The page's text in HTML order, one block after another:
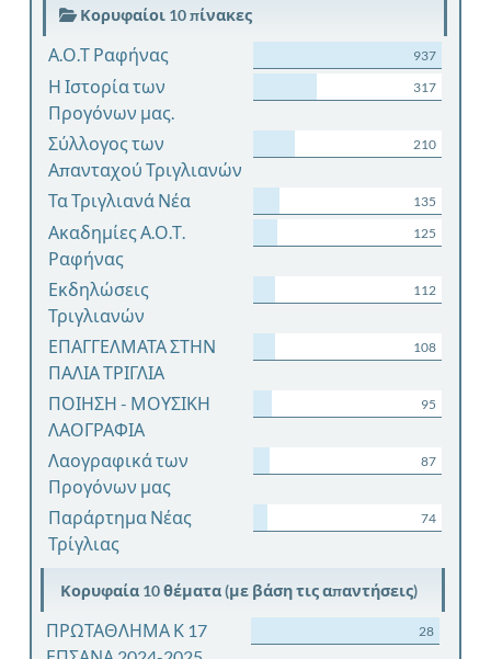
Κορυφαίοι 10 πίνακες
Α.Ο.Τ Ραφήνας 937
Η Ιστορία των
Προγόνων μας.
317
Σύλλογος των
Απανταχού Τριγλιανών
210
Τα Τριγλιανά Νέα 135
Ακαδημίες Α.Ο.Τ.
Ραφήνας
125
Εκδηλώσεις
Τριγλιανών
112
ΕΠΑΓΓΕΛΜΑΤΑ ΣΤΗΝ
ΠΑΛΙΑ ΤΡΙΓΛΙΑ
108
ΠΟΙΗΣΗ - ΜΟΥΣΙΚΗ
ΛΑΟΓΡΑΦΙΑ
95
Λαογραφικά των
Προγόνων μας
87
Παράρτημα Νέας
Τρίγλιας
74
Κορυφαία 10 θέματα (με βάση τις απαντήσεις)
ΠΡΩΤΑΘΛΗΜΑ Κ 17
28